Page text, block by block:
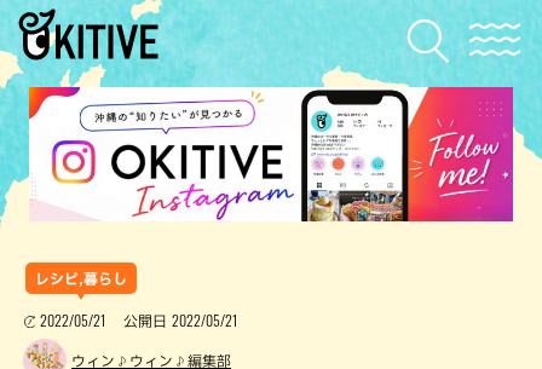
レシピ,暮らし
2022/05/21 公開日 2022/05/21
ウィン♪ウィン♪編集部